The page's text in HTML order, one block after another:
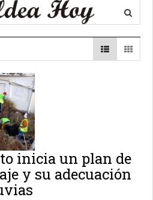
inicia un plan de
y su adecuación